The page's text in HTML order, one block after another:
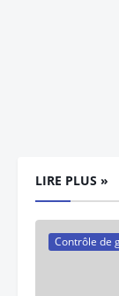
LIRE PLUS »
Contrôle de